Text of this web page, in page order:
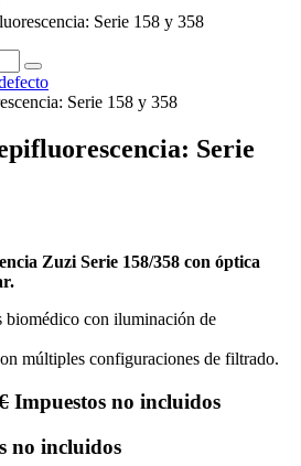
Serie 158 y 358
Serie
Zuzi Serie 158/358 con óptica
biomédico con iluminación de
múltiples configuraciones de filtrado.
Impuestos no incluidos
no incluidos